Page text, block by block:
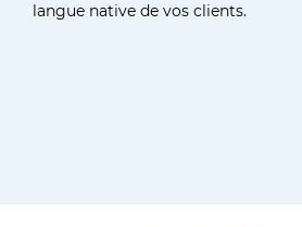
langue native de vos clients.